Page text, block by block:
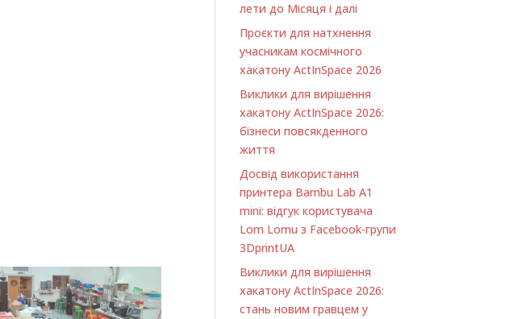
лети до Місяця і далі
Проєкти для натхнення
учасникам космічного
хакатону ActInSpace 2026
Виклики для вирішення
хакатону ActInSpace 2026:
бізнеси повсякденного
життя
Досвід використання
принтера Bambu Lab A1
minі: відгук користувача
Lom Lomu з Facebook-групи
3DprintUA
Виклики для вирішення
хакатону ActInSpace 2026:
стань новим гравцем у